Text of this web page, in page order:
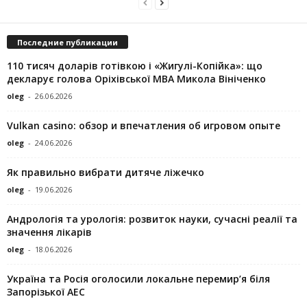
Последние публикации
110 тисяч доларів готівкою і «Жигулі-Копійка»: що
декларує голова Оріхівської МВА Микола Вініченко
oleg - 26.06.2026
Vulkan casino: обзор и впечатления об игровом опыте
oleg - 24.06.2026
Як правильно вибрати дитяче ліжечко
oleg - 19.06.2026
Андрологія та урологія: розвиток науки, сучасні реалії та
значення лікарів
oleg - 18.06.2026
Україна та Росія оголосили локальне перемир’я біля
Запорізької АЕС